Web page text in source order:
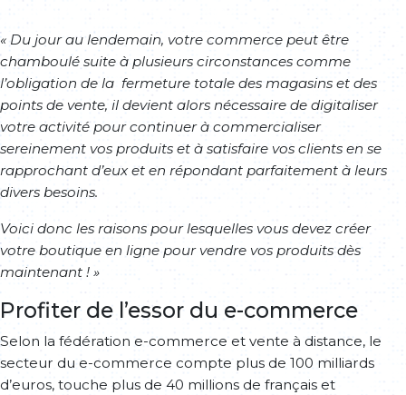
« Du jour au lendemain, votre commerce peut être
chamboulé suite à plusieurs circonstances comme
l’obligation de la fermeture totale des magasins et des
points de vente, il devient alors nécessaire de digitaliser
votre activité pour continuer à commercialiser
sereinement vos produits et à satisfaire vos clients en se
rapprochant d’eux et en répondant parfaitement à leurs
divers besoins.
Voici donc les raisons pour lesquelles vous devez créer
votre boutique en ligne pour vendre vos produits dès
maintenant ! »
Profiter de l’essor du e-commerce
Selon la fédération e-commerce et vente à distance, le
secteur du e-commerce compte plus de 100 milliards
d’euros, touche plus de 40 millions de français et